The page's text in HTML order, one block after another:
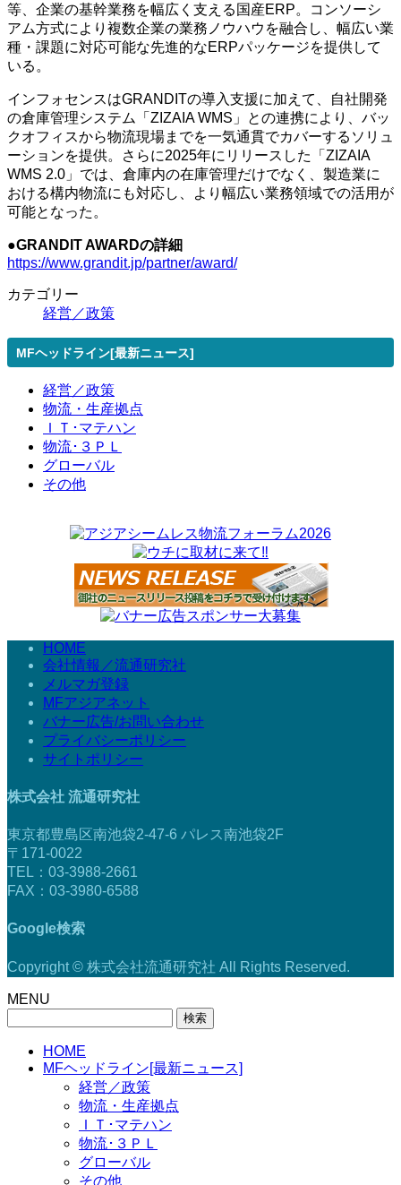
等、企業の基幹業務を幅広く支える国産ERP。コンソーシ
アム方式により複数企業の業務ノウハウを融合し、幅広い業
種・課題に対応可能な先進的なERPパッケージを提供して
いる。
インフォセンスはGRANDITの導入支援に加えて、自社開発
の倉庫管理システム「ZIZAIA WMS」との連携により、バッ
クオフィスから物流現場までを一気通貫でカバーするソリュ
ーションを提供。さらに2025年にリリースした「ZIZAIA
WMS 2.0」では、倉庫内の在庫管理だけでなく、製造業に
おける構内物流にも対応し、より幅広い業務領域での活用が
可能となった。
●GRANDIT AWARDの詳細
https://www.grandit.jp/partner/award/
カテゴリー
経営／政策
MFヘッドライン[最新ニュース]
経営／政策
物流・生産拠点
ＩＴ･マテハン
物流･３ＰＬ
グローバル
その他
HOME
会社情報／流通研究社
メルマガ登録
MFアジアネット
バナー広告/お問い合わせ
プライバシーポリシー
サイトポリシー
株式会社 流通研究社
東京都豊島区南池袋2-47-6 パレス南池袋2F
〒171-0022
TEL：03-3988-2661
FAX：03-3980-6588
Google検索
Copyright © 株式会社流通研究社 All Rights Reserved.
MENU
HOME
MFヘッドライン[最新ニュース]
経営／政策
物流・生産拠点
ＩＴ･マテハン
物流･３ＰＬ
グローバル
その他